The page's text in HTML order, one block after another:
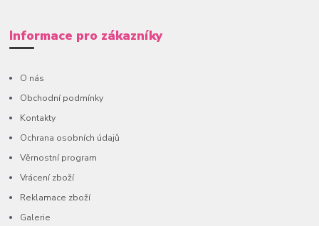
Informace pro zákazníky
O nás
Obchodní podmínky
Kontakty
Ochrana osobních údajů
Věrnostní program
Vrácení zboží
Reklamace zboží
Galerie